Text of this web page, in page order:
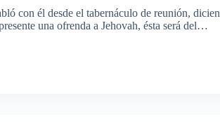
con él desde el tabernáculo de reunión,
una ofrenda a Jehovah, ésta será del…